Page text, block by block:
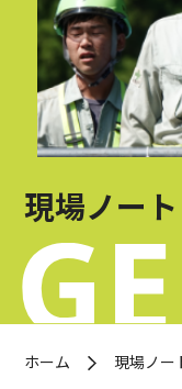
採用情報
協力会社の
現場ノート
ホーム 現場ノー